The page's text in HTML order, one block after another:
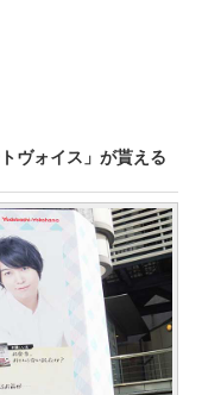
ヴォイス」が貰える